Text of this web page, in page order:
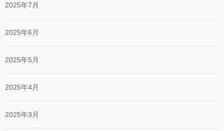
2025年7月
2025年6月
2025年5月
2025年4月
2025年3月